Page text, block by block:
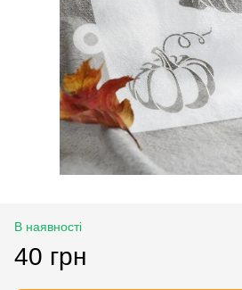
В наявності
40 грн